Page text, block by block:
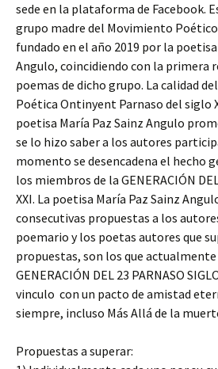
sede en la plataforma de Facebook.
grupo madre del Movimiento Poético
fundado en el año 2019 por la
Angulo, coincidiendo con la primera
poemas de dicho grupo. La calidad
Poética Ontinyent Parnaso del siglo
poetisa María Paz Sainz Angulo
se lo hizo saber a los autores
momento se desencadena el hecho
los miembros de la GENERACIÓN
XXI. La poetisa María Paz Sainz
consecutivas propuestas a los
poemario y los poetas autores que
propuestas, son los que
GENERACIÓN DEL 23 PARNASO
vinculo con un pacto de amistad
siempre, incluso Más Allá de la
Propuestas a superar: